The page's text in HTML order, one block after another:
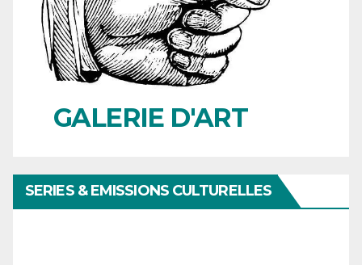
GALERIE D'ART
SERIES & EMISSIONS CULTURELLES